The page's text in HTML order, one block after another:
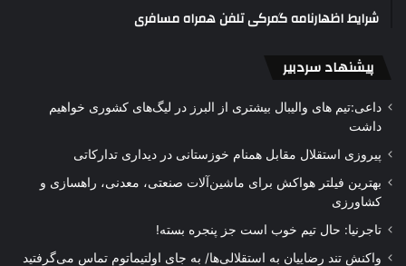
شرایط اظهارنامه گمرکی تلفن همراه مسافری
پیشنهاد سردبیر
داعی:تیم های والیبال بیشتری از البرز در لیگ‌های کشوری خواهیم
داشت
پیروزی استقلال مقابل همنام خوزستانی در دیداری تدارکاتی
بهترین فیلتر هواکش برای ماشین‌آلات صنعتی، معدنی، راهسازی و
کشاورزی
تاجرنیا: حال تیم خوب است جز پنجره بسته!
واکنش تند رضاییان به استقلالی‌ها/ به جای اولتیماتوم تماس می‌گرفتید